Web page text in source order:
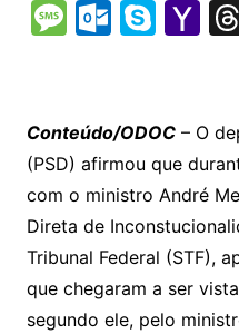
o
p
Li
n
k
h
at
A
p
p
el
e
a
m
M
s
a
g
e
O
o
k.
c
o
m
S
p
e
Y
o
o
M
ai
l
Conteúdo/ODOC– O
(PSD) afirmou que
com o ministro André
Direta de
Tribunal Federal (STF),
que chegaram a ser
segundo ele, pelo